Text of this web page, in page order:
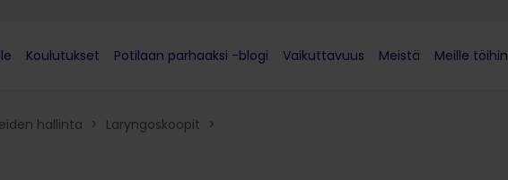
Koulutukset Potilaan parhaaksi -blogi Vaikuttavuus Meistä Meille töihin
hallinta​ > Laryngoskoopit >